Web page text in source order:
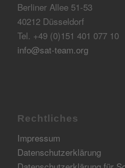
Berliner Allee 51-53
40212 Düsseldorf
Tel. +49 (0)151 401 077 10
info@sat-team.org
Rechtliches
Impressum
Datenschutzerklärung